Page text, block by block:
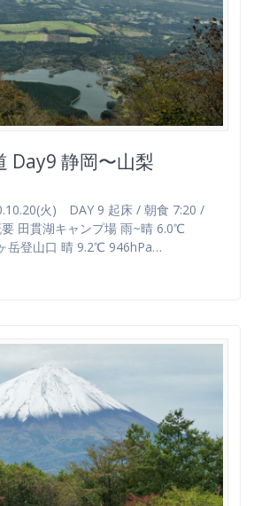
Day9 静岡〜山梨
火) DAY 9 起床 / 朝食 7:20 /
要 田貫湖キャンプ場 雨~晴 6.0℃
岳登山口 晴 9.2℃ 946hPa…